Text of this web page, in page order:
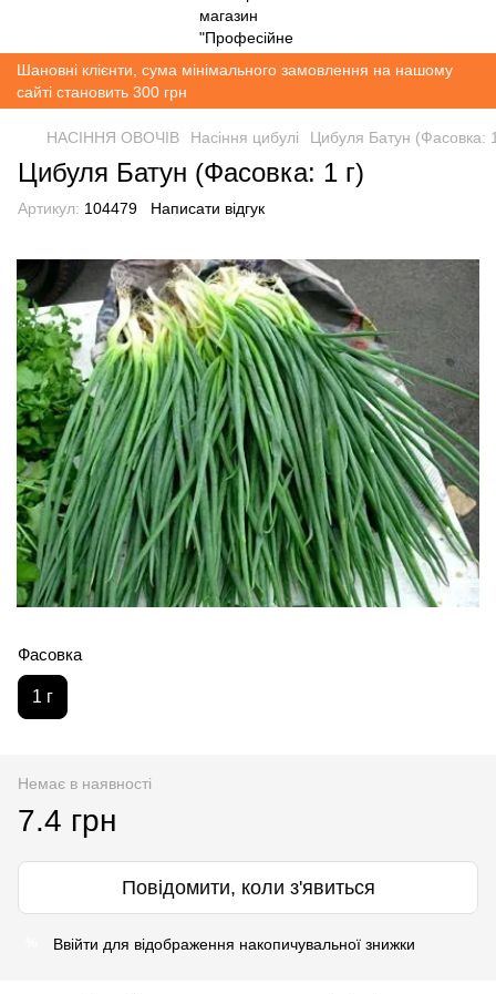
Шановні клієнти, сума мінімального замовлення на нашому
сайті становить 300 грн
НАСІННЯ ОВОЧІВ Насіння цибулі Цибуля Батун (Фасовка:
Цибуля Батун (Фасовка: 1 г)
Артикул: 104479 Написати відгук
Фасовка
1 г
Немає в наявності
7.4 грн
Повідомити, коли з'явиться
Ввійти для відображення накопичувальної знижки